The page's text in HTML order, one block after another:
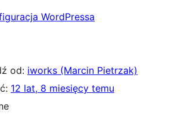
WordPressa
od: iworks (Marcin Pietrzak)
12 lat, 8 miesięcy temu